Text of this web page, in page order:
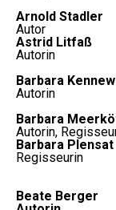
Arnold Stadler
Autor
Astrid Litfaß
Autorin
Barbara
Autorin
Barbara
Autorin,
Barbara Plensat
Regisseurin
Beate Berger